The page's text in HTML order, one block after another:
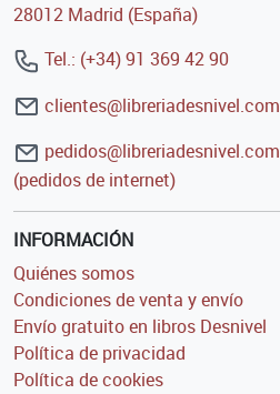
28012 Madrid (España)
Tel.: (+34) 91 369 42 90
clientes@libreriadesnivel.com
pedidos@libreriadesnivel.com
(pedidos de internet)
INFORMACIÓN
Quiénes somos
Condiciones de venta y envío
Envío gratuito en libros Desnivel
Política de privacidad
Política de cookies